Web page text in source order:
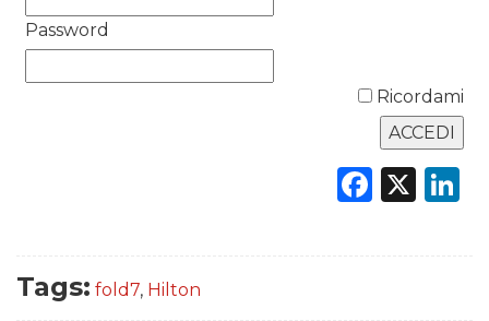
PREVISIONI/SCENARI
Password
Ricordami
X
Tags: fold7, Hilton